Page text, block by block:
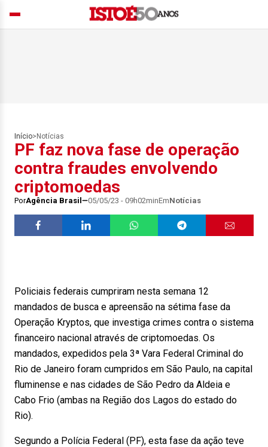
Início> Notícias
PF faz nova fase de operação
contra fraudes envolvendo
criptomoedas
PorAgência Brasil 05/05/23 - 09h02minEmNotícias
Policiais federais cumpriram nesta semana 12
mandados de busca e apreensão na sétima fase da
Operação Kryptos, que investiga crimes contra o sistema
financeiro nacional através de criptomoedas. Os
mandados, expedidos pela 3ª Vara Federal Criminal do
Rio de Janeiro foram cumpridos em São Paulo, na capital
fluminense e nas cidades de São Pedro da Aldeia e
Cabo Frio (ambas na Região dos Lagos do estado do
Rio).
Segundo a Polícia Federal (PF), esta fase da ação teve